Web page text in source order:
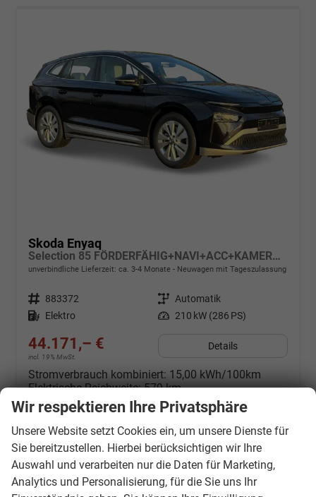
Skoda Enyaq
Selection 85 FÖRDERFÄHIG+NAVI+ACC+KAMERA+SHZ+KLIMA+LED+19" ALU
unverbindliche Lieferzeit: ca. 3-4 Monate Neuwagen mit Tageszulassung
Fahrzeugnr. 883372 Getriebe Automatik
Kraftstoff Elektro Leistung 210 kW (286 PS)
44.171,– €
incl. 19% MwSt.
Details
Stromverbrauch kombiniert: 15,00 kWh/100km
Elektrische Reichweite: 579 km
CO2-Klasse: A
CO -Emissionen:0 g/km
Datensätze pro Seite:
10 20 50 100 250
Wir respektieren Ihre Privatsphäre
Unsere Website setzt Cookies ein, um unsere Dienste für
Sie bereitzustellen. Hierbei berücksichtigen wir Ihre
Auswahl und verarbeiten nur die Daten für Marketing,
Analytics und Personalisierung, für die Sie uns Ihr